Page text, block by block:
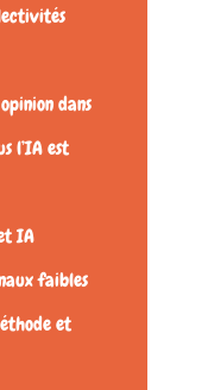
dans
l’IA est
IA
faibles
et